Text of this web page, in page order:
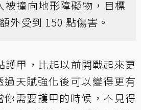
被撞向地形障礙物，目標
外受到 150 點傷害。
護甲，比起以前開戰起來更
天賦強化後可以變得更有
需要護甲的時候，不見得